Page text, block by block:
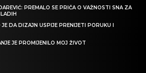
PREMALO SE PRIČA O VAŽNOSTI SNA ZA
JE DA DIZAJN USPIJE PRENIJETI PORUKU I
JE PROMIJENILO MOJ ŽIVOT